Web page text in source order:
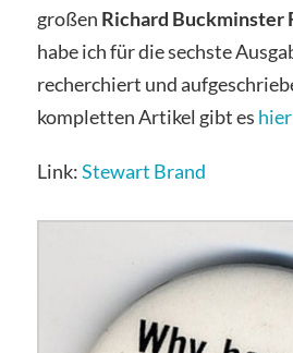
großen Richard Buckminster
habe ich für die sechste
recherchiert und
kompletten Artikel gibt es hier
Link:Stewart Brand